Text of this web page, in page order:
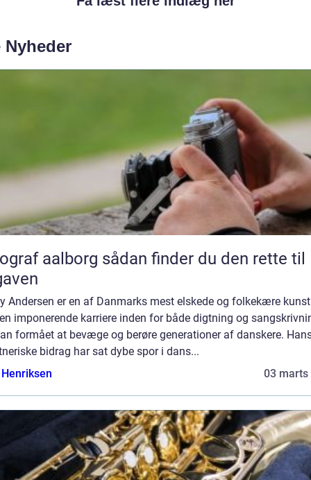
Nyheder
sådan finder du den rette til
Andersen er en af Danmarks mest elskede og folkekære
imponerende karriere inden for både digtning og
formået at bevæge og berøre generationer af danskere.
bidrag har sat dybe spor i dans...
03 marts